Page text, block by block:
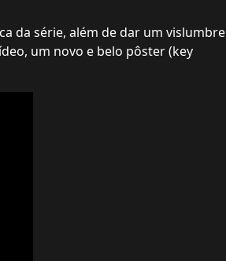
da série, além de dar um vislumbre
um novo e belo pôster (key